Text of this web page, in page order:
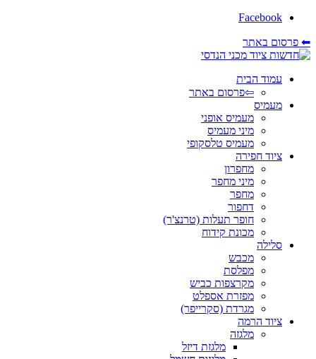
Facebook
⬅ פרסום באתר
עמוד הבית
⇦פרסום באתר
מעמיס
מעמיס אופני
מיני מעמיס
מעמיס טלסקופי
ציוד חפירה
מחפרון
מיני מחפר
מחפר
דחפור
חופר תעלות (טרנצ'ר)
מכונת קידוח
סלילה
מכבש
מפלסת
מקרצפות כביש
מפזרת אספלט
מגרדת (סקרייפר)
ציוד הרמה
מלגזה
מלגזת דיזל